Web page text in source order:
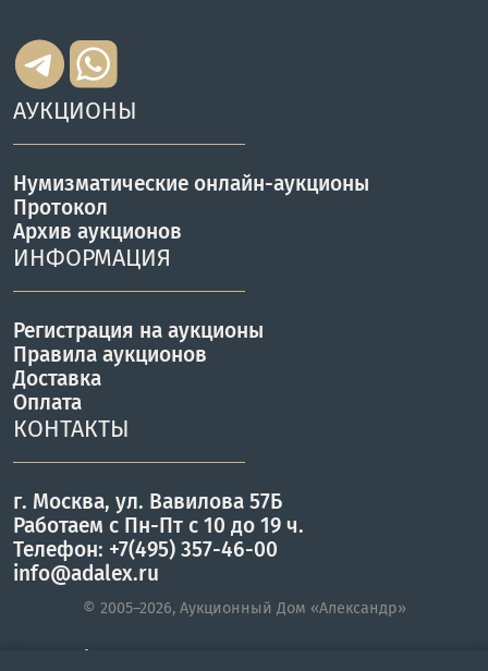
АУКЦИОНЫ
Нумизматические онлайн-аукционы
Протокол
Архив аукционов
ИНФОРМАЦИЯ
Регистрация на аукционы
Правила аукционов
Доставка
Оплата
КОНТАКТЫ
г. Москва, ул. Вавилова 57Б
Работаем с Пн-Пт с 10 до 19 ч.
Телефон: +7(495) 357-46-00
info@adalex.ru
© 2005–2026, Аукционный Дом «Александр»